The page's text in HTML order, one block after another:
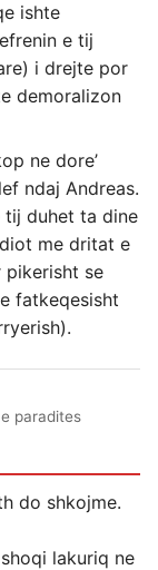
ishte
e tij
i drejte por
demoralizon
ne dore’
ndaj Andreas.
tij duhet ta dine
me dritat e
pikerisht se
fatkeqesisht
paradites
do shkojme.
lakuriq ne